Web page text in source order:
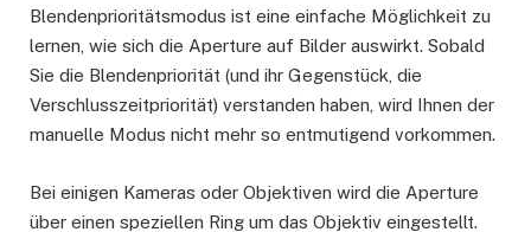
Blendenprioritätsmodus ist eine einfache Möglichkeit zu
lernen, wie sich die Aperture auf Bilder auswirkt. Sobald
Sie die Blendenpriorität (und ihr Gegenstück, die
Verschlusszeitpriorität) verstanden haben, wird Ihnen der
manuelle Modus nicht mehr so ​​entmutigend vorkommen.
Bei einigen Kameras oder Objektiven wird die Aperture
über einen speziellen Ring um das Objektiv eingestellt.